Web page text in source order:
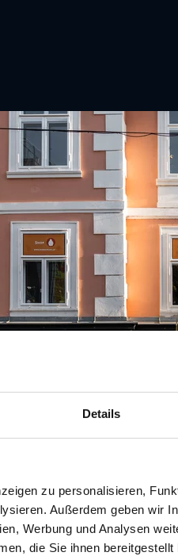
Details
zu personalisieren,
Außerdem geben wir
Werbung und Analysen
die Sie ihnen